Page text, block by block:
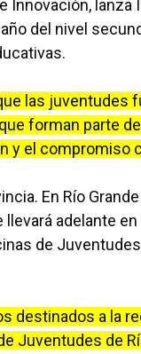
Innovación,
del nivel
las juventudes
forman parte
y el compromiso
En Río
adelante en
de
destinados a la
Juventudes de